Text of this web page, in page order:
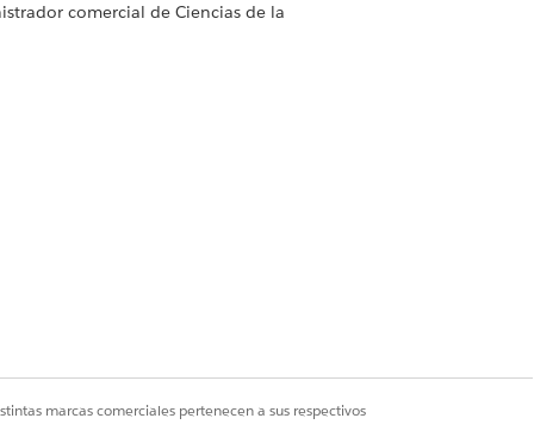
comercial de Ciencias de la
marcas comerciales pertenecen a sus respectivos